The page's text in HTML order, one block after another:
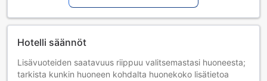
Hotelli säännöt
Lisävuoteiden saatavuus riippuu valitsemastasi huoneesta;
tarkista kunkin huoneen kohdalta huonekoko lisätietoa